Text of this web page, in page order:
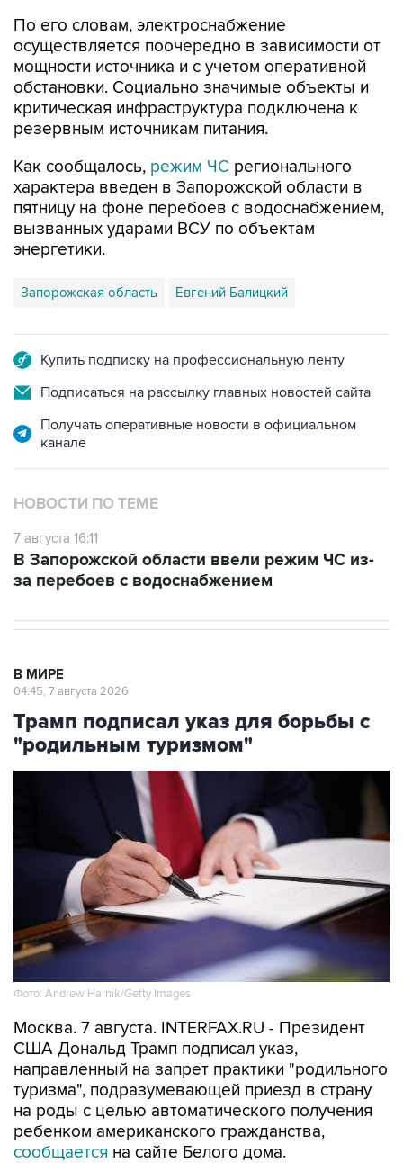
По его словам, электроснабжение
осуществляется поочередно в зависимости от
мощности источника и с учетом оперативной
обстановки. Социально значимые объекты и
критическая инфраструктура подключена к
резервным источникам питания.
Как сообщалось, режим ЧС регионального
характера введен в Запорожской области в
пятницу на фоне перебоев с водоснабжением,
вызванных ударами ВСУ по объектам
энергетики.
Запорожская область Евгений Балицкий
Купить подписку на профессиональную ленту
Подписаться на рассылку главных новостей сайта
Получать оперативные новости в официальном
канале
НОВОСТИ ПО ТЕМЕ
7 августа 16:11
В Запорожской области ввели режим ЧС из-
за перебоев с водоснабжением
В МИРЕ
04:45, 7 августа 2026
Трамп подписал указ для борьбы с
"родильным туризмом"
Фото: Andrew Harnik/Getty Images
Москва. 7 августа. INTERFAX.RU - Президент
США Дональд Трамп подписал указ,
направленный на запрет практики "родильного
туризма", подразумевающей приезд в страну
на роды с целью автоматического получения
ребенком американского гражданства,
сообщается на сайте Белого дома.